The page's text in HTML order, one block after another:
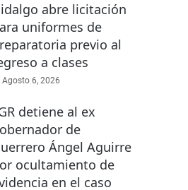
abre licitación
uniformes de
previo al
a clases
Agosto 6, 2026
detiene al ex
de
Ángel Aguirre
ocultamiento de
en el caso